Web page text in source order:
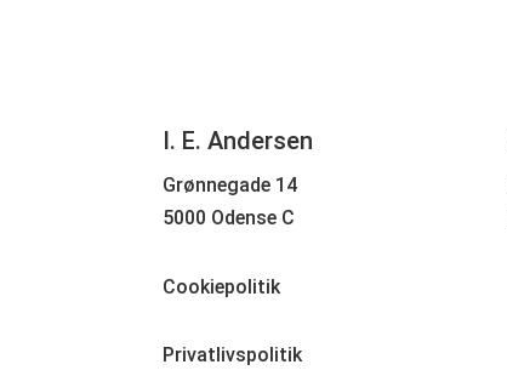
I. E. Andersen
Grønnegade 14
5000 Odense C
Cookiepolitik
Privatlivspolitik